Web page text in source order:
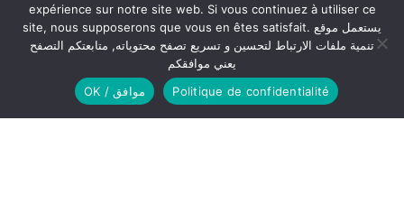
Newsletter
Inscrivez-vous à notre newsletter pour recevoir les dernières
nouvelles sur TANMIA
expérience sur notre site web. Si vous continuez à utiliser ce
site, nous supposerons que vous en êtes satisfait. يستعمل موقع
تنمية ملفات الارتباط لتحسين و تسريع تصفح محتوياته, متابعتكم التصفح
يعني موافقكم
OK / موافق
Politique de confidentialité